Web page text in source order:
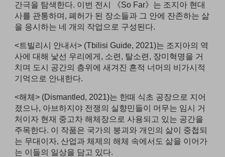
간극을 탐색한다. 이번 전시 《So Far》는 조지아 현대
사를 관통하며, 폐허가 된 장소들과 그 안에 잔존하는 삶
을 응시하는 네 개의 작업으로 구성된다.
<트빌리시 안내서> (Tbilisi Guide, 2021)는 조지아의 역
사에 대해 낯선 우리에게, 소련, 탈소련, 장미혁명을 거
치며 도시 공간의 층위에 새겨진 흔적 너머의 비가시적
기억으로 안내한다.
<해체> (Dismantled, 2021)는 한때 식초 공장으로 지어
졌으나, 아브하지야 전쟁의 실향민들이 머무는 임시 거
처이자 현재 중고차 해체장으로 사용되고 있는 공간을
주목한다. 이 작품은 국가의 붕괴와 개인의 삶이 중첩되
는 무대이자, 산업과 체제의 해체 속에서도 삶을 이어가
는 이들의 일상을 담고 있다.